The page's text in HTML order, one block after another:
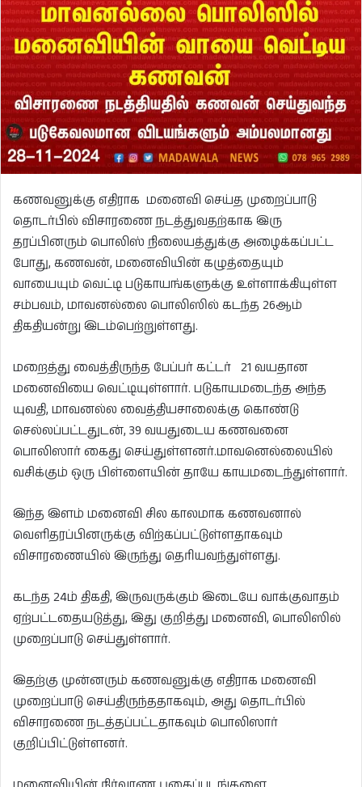
கணவனுக்கு எதிராக மனைவி செய்த முறைப்பாடு
தொடர்பில் விசாரணை நடத்துவதற்காக இரு
தரப்பினரும் பொலிஸ் நிலையத்துக்கு அழைக்கப்பட்ட
போது, ​​கணவன், மனைவியின் கழுத்தையும்
வாயையும் வெட்டி படுகாயங்களுக்கு உள்ளாக்கியுள்ள
சம்பவம், மாவனல்லை பொலிஸில் கடந்த 26ஆம்
திகதியன்று இடம்பெற்றுள்ளது.
மறைத்து வைத்திருந்த பேப்பர் கட்டர் 21 வயதான
மனைவியை வெட்டியுள்ளார். படுகாயமடைந்த அந்த
யுவதி, மாவனல்ல வைத்தியசாலைக்கு கொண்டு
செல்லப்பட்டதுடன், 39 வயதுடைய கணவனை
பொலிஸார் கைது செய்துள்ளனர்.மாவனெல்லையில்
வசிக்கும் ஒரு பிள்ளையின் தாயே காயமடைந்துள்ளார்.
இந்த இளம் மனைவி சில காலமாக கணவனால்
வெளிதரப்பினருக்கு விற்கப்பட்டுள்ளதாகவும்
விசாரணையில் இருந்து தெரியவந்துள்ளது.
கடந்த 24ம் திகதி, இருவருக்கும் இடையே வாக்குவாதம்
ஏற்பட்டதையடுத்து, இது குறித்து மனைவி, பொலிஸில்
முறைப்பாடு செய்துள்ளார்.
இதற்கு முன்னரும் கணவனுக்கு எதிராக மனைவி
முறைப்பாடு செய்திருந்ததாகவும், அது தொடர்பில்
விசாரணை நடத்தப்பட்டதாகவும் பொலிஸார்
குறிப்பிட்டுள்ளனர்.